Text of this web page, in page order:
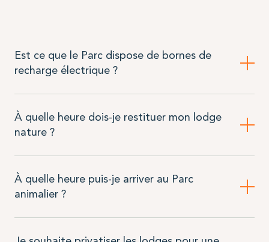
Est ce que le Parc dispose de bornes de
recharge électrique ?
À quelle heure dois-je restituer mon lodge
nature ?
À quelle heure puis-je arriver au Parc
animalier ?